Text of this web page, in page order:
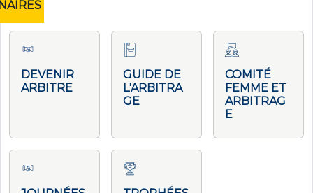
DEVENIR
ARBITRE
GUIDE DE
L'ARBITRA
GE
COMITÉ
FEMME ET
ARBITRAG
E